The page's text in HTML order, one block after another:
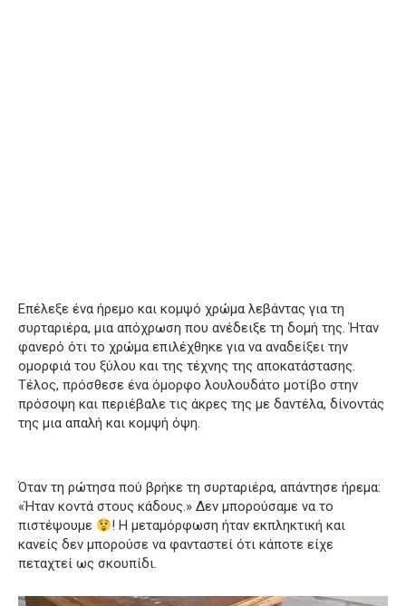
Επέλεξε ένα ήρεμο και κομψό χρώμα λεβάντας για τη
συρταριέρα, μια απόχρωση που ανέδειξε τη δομή της. Ήταν
φανερό ότι το χρώμα επιλέχθηκε για να αναδείξει την
ομορφιά του ξύλου και της τέχνης της αποκατάστασης.
Τέλος, πρόσθεσε ένα όμορφο λουλουδάτο μοτίβο στην
πρόσοψη και περιέβαλε τις άκρες της με δαντέλα, δίνοντάς
της μια απαλή και κομψή όψη.
Όταν τη ρώτησα πού βρήκε τη συρταριέρα, απάντησε ήρεμα:
«Ήταν κοντά στους κάδους.» Δεν μπορούσαμε να το
πιστέψουμε
! Η μεταμόρφωση ήταν εκπληκτική και
κανείς δεν μπορούσε να φανταστεί ότι κάποτε είχε
πεταχτεί ως σκουπίδι.